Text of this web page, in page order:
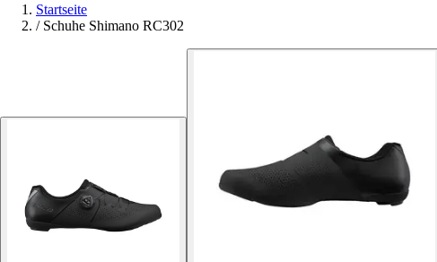
Startseite
/ Schuhe Shimano RC302